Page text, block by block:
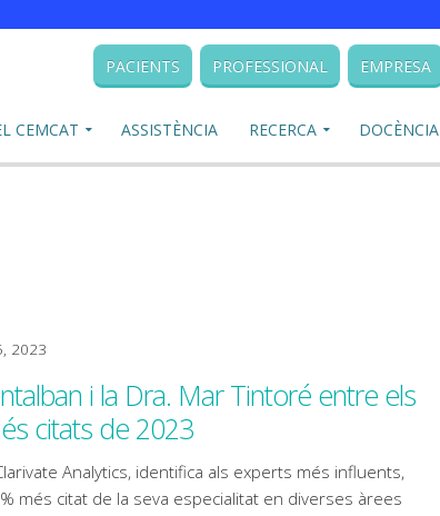
PACIENTS PROFESSIONAL EMPRESA
CEMCAT
ASSISTÈNCIA RECERCA DOCÈNCIA
2023
i la Dra. Mar Tintoré entre els
citats de 2023
Analytics, identifica als experts més influents,
més citat de la seva especialitat en diverses àrees